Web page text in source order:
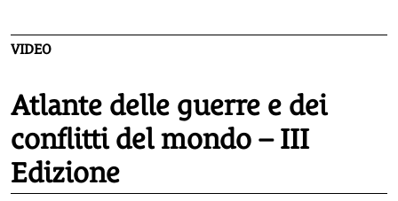
VIDEO
Atlante delle guerre e dei
conflitti del mondo – III
Edizione